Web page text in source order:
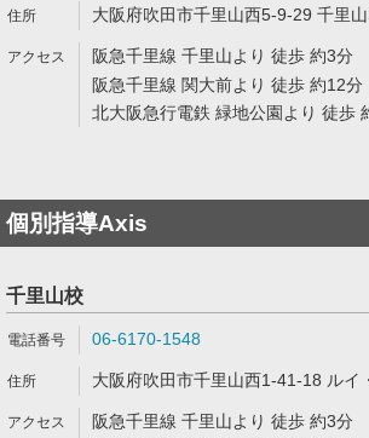
大阪府吹田市千里山西5-9-29 千里
阪急千里線 千里山より 徒歩 約3分
阪急千里線 関大前より 徒歩 約12分
北大阪急行電鉄 緑地公園より 徒歩
個別指導Axis
千里山校
06-6170-1548
大阪府吹田市千里山西1-41-18 ルイ
阪急千里線 千里山より 徒歩 約3分